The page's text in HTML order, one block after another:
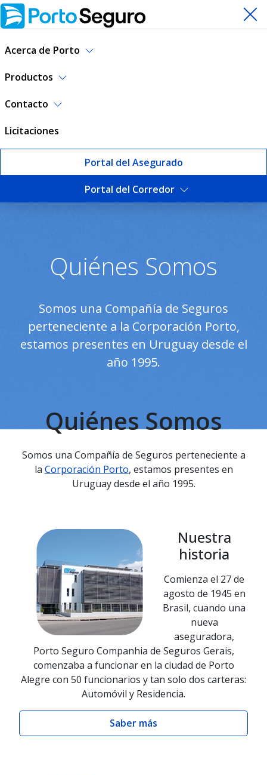
Acerca de Porto
Productos
Contacto
Licitaciones
Portal del Asegurado
Portal del Corredor
¿Quiénes somos? | Porto
Quiénes Somos
Somos una Compañía de Seguros
perteneciente a la Corporación Porto,
estamos presentes en Uruguay desde el
año 1995.
Quiénes Somos
Somos una Compañía de Seguros perteneciente a
la Corporación Porto, estamos presentes en
Uruguay desde el año 1995.
Nuestra
historia
Comienza el 27 de
agosto de 1945 en
Brasil, cuando una
nueva
aseguradora,
Porto Seguro Companhia de Seguros Gerais,
comenzaba a funcionar en la ciudad de Porto
Alegre con 50 funcionarios y tan solo dos carteras:
Automóvil y Residencia.
Saber más